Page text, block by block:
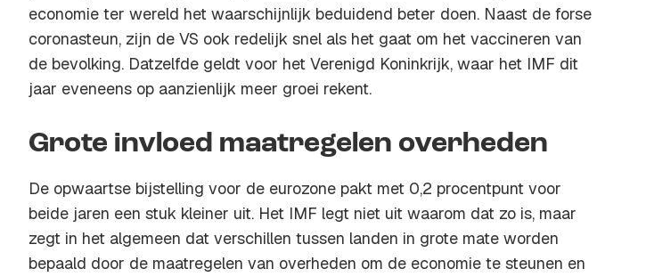
economie ter wereld het waarschijnlijk beduidend beter doen. Naast de forse
coronasteun, zijn de VS ook redelijk snel als het gaat om het vaccineren van
de bevolking. Datzelfde geldt voor het Verenigd Koninkrijk, waar het IMF dit
jaar eveneens op aanzienlijk meer groei rekent.
Grote invloed maatregelen overheden
De opwaartse bijstelling voor de eurozone pakt met 0,2 procentpunt voor
beide jaren een stuk kleiner uit. Het IMF legt niet uit waarom dat zo is, maar
zegt in het algemeen dat verschillen tussen landen in grote mate worden
bepaald door de maatregelen van overheden om de economie te steunen en